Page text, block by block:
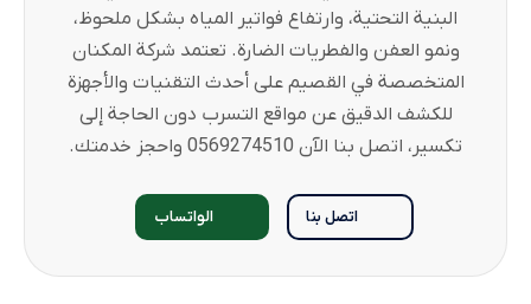
البنية التحتية، وارتفاع فواتير المياه بشكل ملحوظ،
ونمو العفن والفطريات الضارة. تعتمد شركة المكنان
المتخصصة في القصيم على أحدث التقنيات والأجهزة
للكشف الدقيق عن مواقع التسرب دون الحاجة إلى
تكسير، اتصل بنا الآن 0569274510 واحجز خدمتك.
اتصل بنا الواتساب